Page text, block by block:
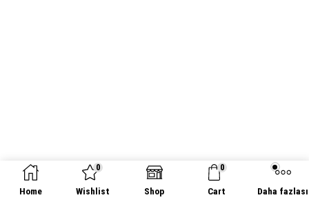
Home
0
Wishlist Shop
0
Cart Daha fazlası